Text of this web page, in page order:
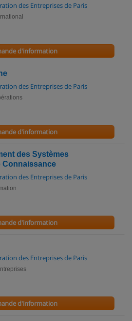
des Entreprises de Paris
d'information
des Entreprises de Paris
d'information
des Systèmes
Connaissance
des Entreprises de Paris
d'information
des Entreprises de Paris
d'information